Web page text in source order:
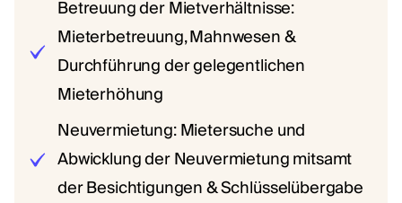
Betreuung der Mietverhältnisse:
Mieterbetreuung, Mahnwesen &
Durchführung der gelegentlichen
Mieterhöhung
Neuvermietung: Mietersuche und
Abwicklung der Neuvermietung mitsamt
der Besichtigungen & Schlüsselübergabe